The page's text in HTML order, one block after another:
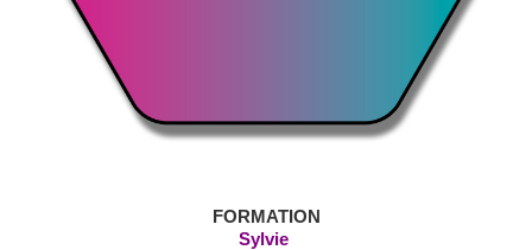
FORMATION
Sylvie